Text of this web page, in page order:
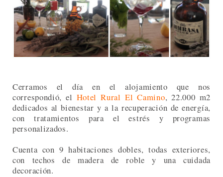
Cerramos el día en el alojamiento que nos
correspondió, el Hotel Rural El Camino, 22.000 m2
dedicados al bienestar y a la recuperación de energía,
con tratamientos para el estrés y programas
personalizados.
Cuenta con 9 habitaciones dobles, todas exteriores,
con techos de madera de roble y una cuidada
decoración.